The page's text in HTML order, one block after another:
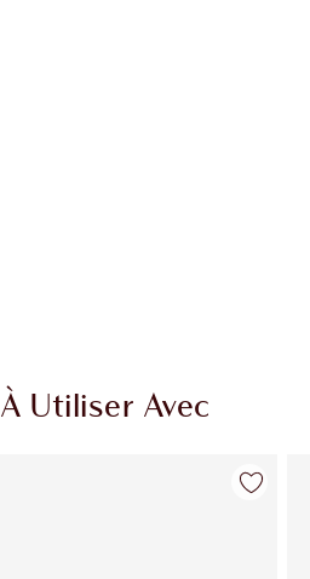
À Utiliser Avec